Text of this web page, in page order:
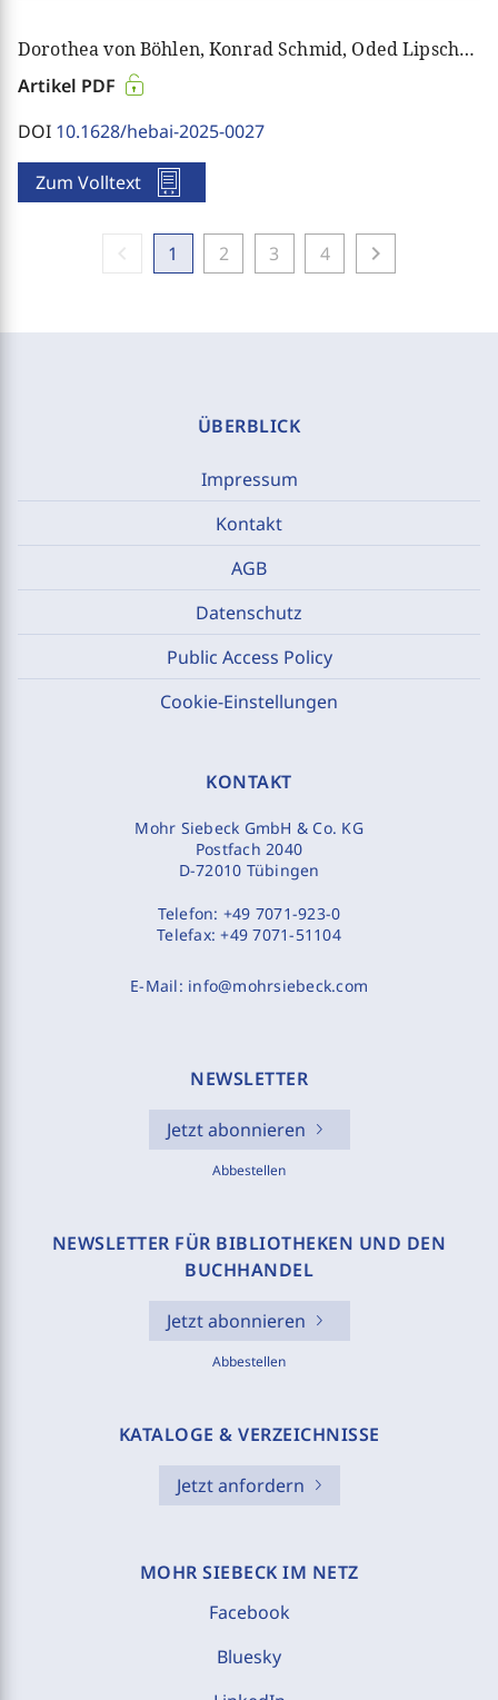
Dorothea von Böhlen, Konrad Schmid, Oded Lipschits, Sara Milstein
Artikel PDF
DOI 10.1628/hebai-2025-0027
Zum Volltext
1 2 3 4 chevron_right
ÜBERBLICK
Impressum
Kontakt
AGB
Datenschutz
Public Access Policy
Cookie-Einstellungen
KONTAKT
Mohr Siebeck GmbH & Co. KG
Postfach 2040
D-72010 Tübingen
Telefon: +49 7071-923-0
Telefax:+49 7071-51104
E-Mail: info@mohrsiebeck.com
NEWSLETTER
Jetzt abonnieren
Abbestellen
NEWSLETTER FÜR BIBLIOTHEKEN UND DEN
BUCHHANDEL
Jetzt abonnieren
Abbestellen
KATALOGE & VERZEICHNISSE
Jetzt anfordern
MOHR SIEBECK IM NETZ
Facebook
Bluesky